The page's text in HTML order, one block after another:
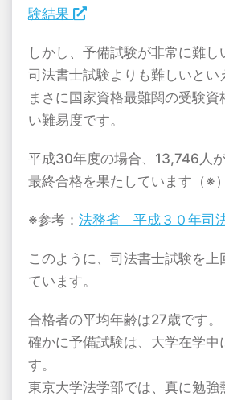
験結果
しかし、予備試験が非常に難し
司法書士試験よりも難しいとい
まさに国家資格最難関の受験資
い難易度です。
平成30年度の場合、13,746人
最終合格を果たしています（※）
※参考： 法務省 平成３０年司
このように、司法書士試験を上
ています。
合格者の平均年齢は27歳です。
確かに予備試験は、大学在学中
す。
東京大学法学部では、真に勉強